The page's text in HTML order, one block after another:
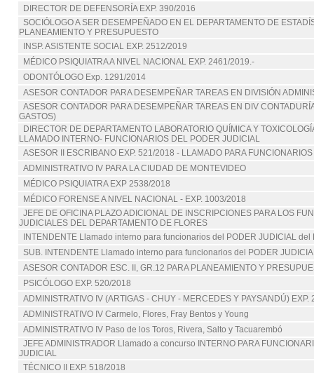
DIRECTOR DE DEFENSORÍA EXP. 390/2016
SOCIÓLOGO A SER DESEMPEÑADO EN EL DEPARTAMENTO DE
PLANEAMIENTO Y PRESUPUESTO
INSP. ASISTENTE SOCIAL EXP. 2512/2019
MÉDICO PSIQUIATRA A NIVEL NACIONAL EXP. 2461/2019.-
ODONTÓLOGO Exp. 1291/2014
ASESOR CONTADOR PARA DESEMPEÑAR TAREAS EN DIVISIÓN
ASESOR CONTADOR PARA DESEMPEÑAR TAREAS EN DIV
GASTOS)
DIRECTOR DE DEPARTAMENTO LABORATORIO QUÍMICA Y
LLAMADO INTERNO- FUNCIONARIOS DEL PODER JUDICIAL
ASESOR II ESCRIBANO EXP. 521/2018 - LLAMADO PARA
ADMINISTRATIVO IV PARA LA CIUDAD DE MONTEVIDEO
MÉDICO PSIQUIATRA EXP 2538/2018
MÉDICO FORENSE A NIVEL NACIONAL - EXP. 1003/2018
JEFE DE OFICINA PLAZO ADICIONAL DE INSCRIPCIONES PARA LOS
JUDICIALES DEL DEPARTAMENTO DE FLORES
INTENDENTE Llamado interno para funcionarios del PODER JUDICIAL del
SUB. INTENDENTE Llamado interno para funcionarios del PODER
ASESOR CONTADOR ESC. II, GR.12 PARA PLANEAMIENTO Y
PSICÓLOGO EXP. 520/2018
ADMINISTRATIVO IV (ARTIGAS - CHUY - MERCEDES Y PAYSANDÚ) EXP.
ADMINISTRATIVO IV Carmelo, Flores, Fray Bentos y Young
ADMINISTRATIVO IV Paso de los Toros, Rivera, Salto y Tacuarembó
JEFE ADMINISTRADOR Llamado a concurso INTERNO PARA
JUDICIAL
TÉCNICO II EXP. 518/2018